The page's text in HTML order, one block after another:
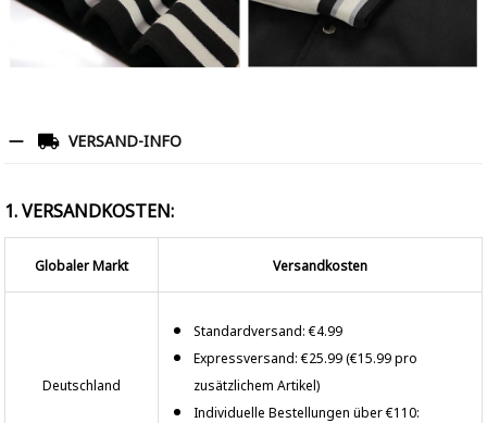
VERSAND-INFO
1. VERSANDKOSTEN:
Globaler Markt Versandkosten
Deutschland
Standardversand: €4.99
Expressversand: €25.99 (€15.99 pro
zusätzlichem Artikel)
Individuelle Bestellungen über €110: